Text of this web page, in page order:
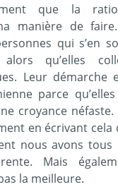
que la
manière de
qui s’en
qu’elles
Leur démarche
parce
croyance
en écrivant cela
nous avons tous
Mais
la meilleure.